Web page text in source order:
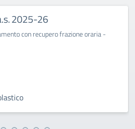
2025-26
con recupero frazione oraria -